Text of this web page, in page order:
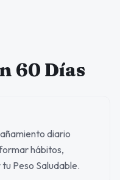
60 Días
diario
hábitos,
Peso Saludable.